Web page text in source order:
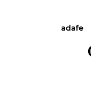
adafe